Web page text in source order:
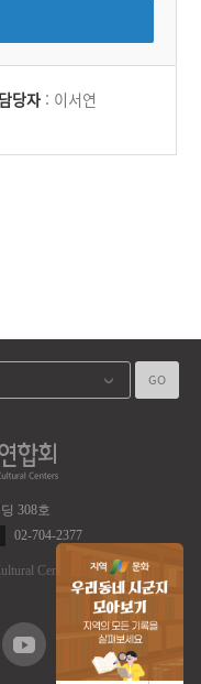
담당자 : 이서연
308호
02-704-2377
Centers.
ALL RIGHT RES
GO